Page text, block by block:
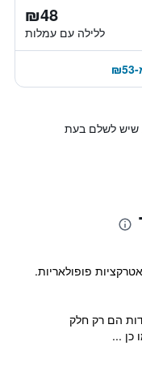
₪48
ללילה עם עמלות
שיש לשלם בעת
פופולאריות.
מזוודות הם רק חלק
כן ...